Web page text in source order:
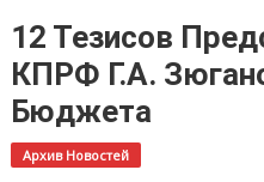
12 Тезисов
КПРФ Г.А.
Бюджета
Архив Новостей